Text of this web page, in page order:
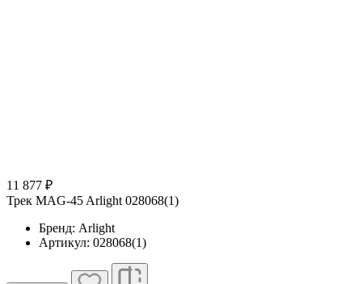
11 877 ₽
Трек MAG-45 Arlight 028068(1)
Бренд: Arlight
Артикул: 028068(1)